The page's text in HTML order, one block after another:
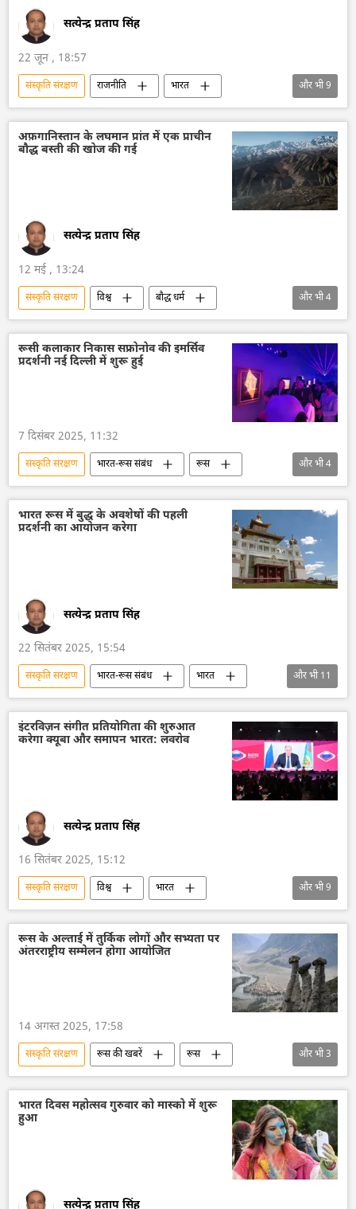
सत्येन्द्र प्रताप सिंह
22 जून , 18:57
संस्कृति संरक्षण राजनीति
भारत
भारत सरकार
भारत का विदेश मंत्रालय (MEA)
मंगोलिया
एस. जयशंकर
द्विपक्षीय रिश्ते
द्विपक्षीय व्यापार
राष्ट्रीय सुरक्षा
ऊर्जा क्षेत्र
और भी9
अफ़गानिस्तान के लघमान प्रांत में एक प्राचीन
बौद्ध बस्ती की खोज की गई
सत्येन्द्र प्रताप सिंह
12 मई , 13:24
संस्कृति संरक्षण विश्व
बौद्ध धर्म
बौद्ध लोग
बौद्ध भिक्षु
सांस्कृतिक धरोहर
सांस्कृतिक गलियारा
पर्यटन
और भी4
रूसी कलाकार निकास सफ्रोनोव की इमर्सिव
प्रदर्शनी नई दिल्ली में शुरू हुई
7 दिसंबर 2025, 11:32
संस्कृति संरक्षण भारत-रूस संबंध
रूस
रूसी संस्कृति
भारतीय संस्कृति
भारत
दिल्ली
और भी4
भारत रूस में बुद्ध के अवशेषों की पहली
प्रदर्शनी का आयोजन करेगा
सत्येन्द्र प्रताप सिंह
22 सितंबर 2025, 15:54
संस्कृति संरक्षण भारत-रूस संबंध
भारत
भारत सरकार
भारत का विकास
बौद्ध भिक्षु
बौद्ध धर्म
तिब्बती बौद्ध धर्म
रूस का बौद्ध संघ
और भी11
इंटरविज़न संगीत प्रतियोगिता की शुरुआत
करेगा क्यूबा और समापन भारत: लवरोव
सत्येन्द्र प्रताप सिंह
16 सितंबर 2025, 15:12
संस्कृति संरक्षण विश्व
भारत
भारतीय संगीतकार
रूस
रूसी विदेश मंत्रालय
विदेश मंत्रालय
सर्गे लवरोव
सांस्कृतिक धरोहर
और भी9
रूस के अल्ताई में तुर्किक लोगों और सभ्यता पर
अंतरराष्ट्रीय सम्मेलन होगा आयोजित
14 अगस्त 2025, 17:58
संस्कृति संरक्षण रूस की खबरें
रूस
रूस का विकास
रूसी संस्कृति विशेषज्ञ
और भी3
भारत दिवस महोत्सव गुरुवार को मास्को में शुरू
हुआ
सत्येन्द्र प्रताप सिंह